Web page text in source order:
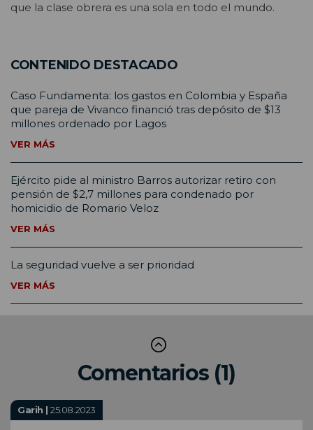
que la clase obrera es una sola en todo el mundo.
CONTENIDO DESTACADO
Caso Fundamenta: los gastos en Colombia y España
que pareja de Vivanco financió tras depósito de $13
millones ordenado por Lagos
VER MÁS
Ejército pide al ministro Barros autorizar retiro con
pensión de $2,7 millones para condenado por
homicidio de Romario Veloz
VER MÁS
La seguridad vuelve a ser prioridad
VER MÁS
Comentarios (1)
Garih |25.08.2023